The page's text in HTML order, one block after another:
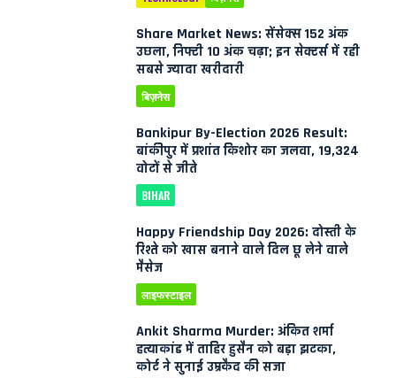
Share Market News: सेंसेक्स 152 अंक
उछला, निफ्टी 10 अंक चढ़ा; इन सेक्टर्स में रही
सबसे ज्यादा खरीदारी
बिज़नेस
Bankipur By-Election 2026 Result:
बांकीपुर में प्रशांत किशोर का जलवा, 19,324
वोटों से जीते
BIHAR
Happy Friendship Day 2026: दोस्ती के
रिश्ते को खास बनाने वाले दिल छू लेने वाले
मैसेज
लाइफस्टाइल
Ankit Sharma Murder: अंकित शर्मा
हत्याकांड में ताहिर हुसैन को बड़ा झटका,
कोर्ट ने सुनाई उम्रकैद की सजा